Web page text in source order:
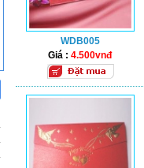
WDB005
Giá :4.500vnđ